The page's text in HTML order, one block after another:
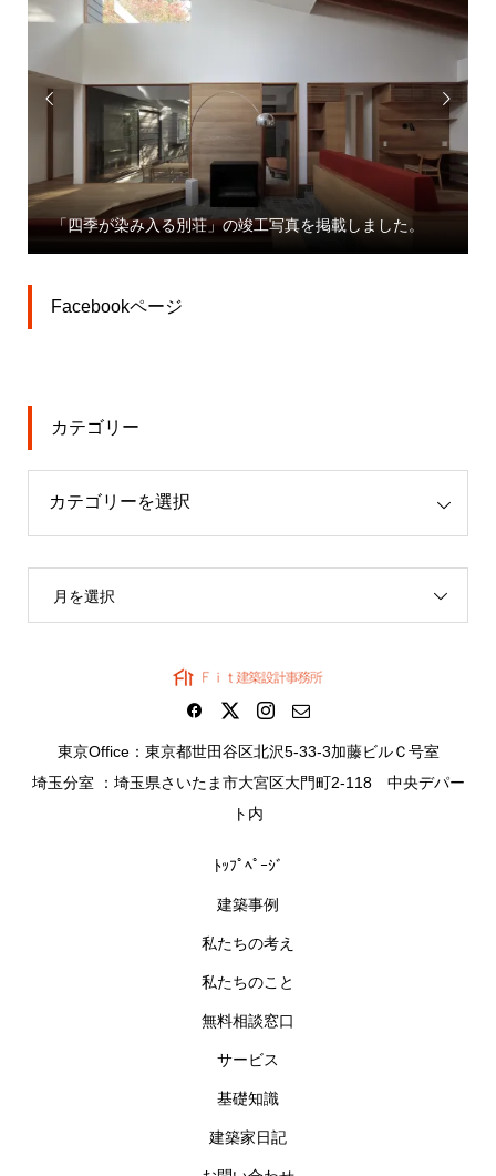

しました。
「大宮駅東口大門町２丁目中地区第一種市街地
業」プレスリリース

Facebookページ
カテゴリー
月を選択
東京Office：東京都世田谷区北沢5-33-3加藤ビルＣ号室
埼玉分室 ：埼玉県さいたま市大宮区大門町2-118 中央デパー
ト内
ﾄｯﾌﾟﾍﾟｰｼﾞ
建築事例
私たちの考え
私たちのこと
無料相談窓口
サービス
基礎知識
建築家日記